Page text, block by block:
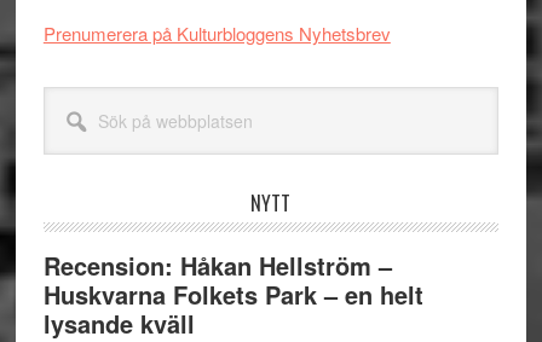
Prenumerera på Kulturbloggens Nyhetsbrev
webbplatsen
NYTT
Recension: Håkan Hellström –
Huskvarna Folkets Park – en helt
lysande kväll